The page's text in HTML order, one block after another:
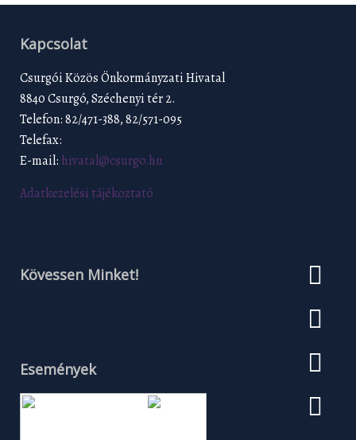
Kapcsolat
Csurgói Közös Önkormányzati Hivatal
8840 Csurgó, Széchenyi tér 2.
Telefon: 82/471-388, 82/571-095
Telefax:
E-mail: hivatal@csurgo.hu
Adatkezelési tájékoztató
Kövessen Minket!
Események